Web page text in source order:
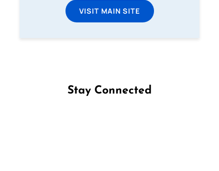
VISIT MAIN SITE
Stay Connected